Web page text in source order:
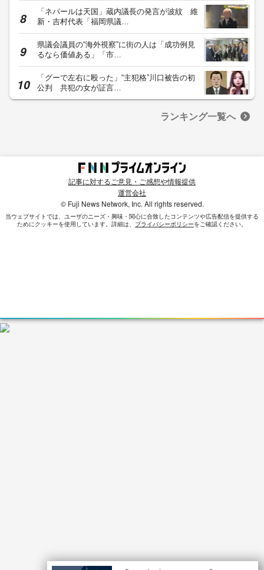
「ネパールは天国」蔵内議長の発言が波紋 維
新・吉村代表「福岡県議…
県議会議員の“海外視察”に街の人は「成功例見
るなら価値ある」「市…
「グーで左右に殴った」“主犯格”川口被告の初
公判 共犯の女が証言…
ランキング一覧へ
記事に対するご意見・ご感想や情報提供
運営会社
© Fuji News Network, Inc. All rights reserved.
当ウェブサイトでは、ユーザのニーズ・興味・関⼼に合致したコンテンツや広告配信を提供する
ためにクッキーを使⽤しています。詳細は、 プライバシーポリシーをご確認ください。